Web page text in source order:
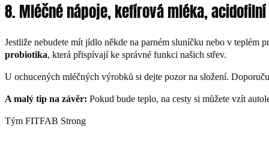
8. Mléčné nápoje, kefírová mléka,
Jestliže nebudete mít jídlo někde na parném sluníčku nebo v
probiotika, která přispívají ke správné funkci našich střev.
U ochucených mléčných výrobků si dejte pozor na složení.
A malý tip na závěr: Pokud bude teplo, na cesty si můžete vzít
Tým FITFAB Strong